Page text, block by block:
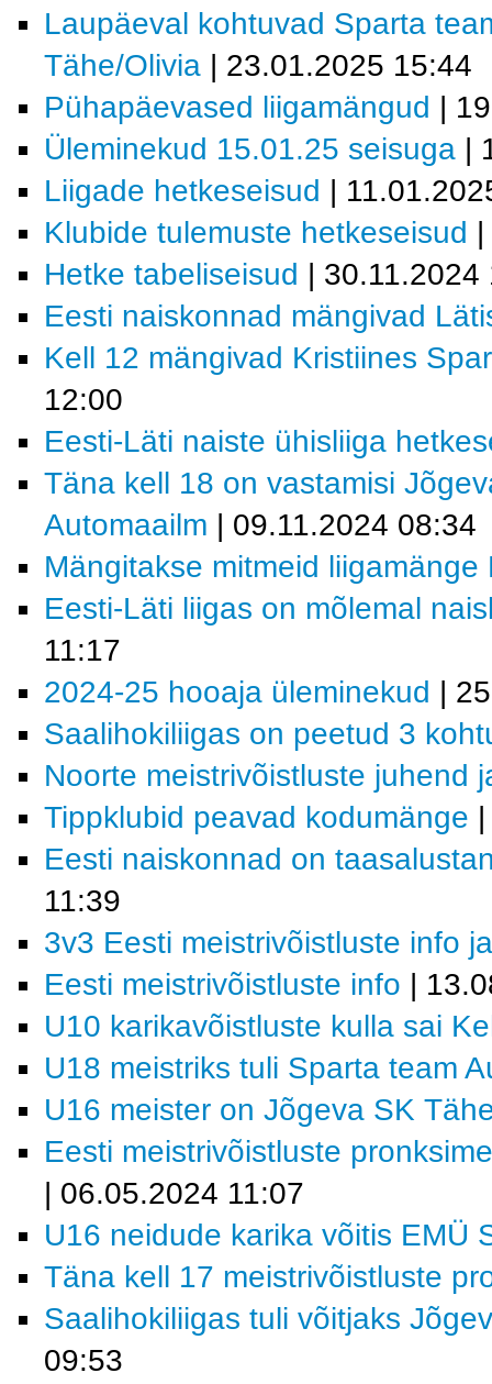
Laupäeval kohtuvad Sparta
Tähe/Olivia | 23.01.2025 15:44
Pühapäevased liigamängud |
Üleminekud 15.01.25 seisuga |
Liigade hetkeseisud |
Klubide tulemuste hetkeseisud
Hetke tabeliseisud | 30.11.2024
Eesti naiskonnad mängivad
Kell 12 mängivad Kristiines
12:00
Eesti-Läti naiste ühisliiga
Täna kell 18 on vastamisi
Automaailm | 09.11.2024 08:34
Mängitakse mitmeid liigamänge
Eesti-Läti liigas on mõlemal
11:17
2024-25 hooaja üleminekud |
Saalihokiliigas on peetud 3
Noorte meistrivõistluste juhend
Tippklubid peavad kodumänge
Eesti naiskonnad on
11:39
3v3 Eesti meistrivõistluste info
Eesti meistrivõistluste info |
U10 karikavõistluste kulla sai
U18 meistriks tuli Sparta team
U16 meister on Jõgeva SK
Eesti meistrivõistluste
| 06.05.2024 11:07
U16 neidude karika võitis EMÜ
Täna kell 17 meistrivõistluste
Saalihokiliigas tuli võitjaks
09:53